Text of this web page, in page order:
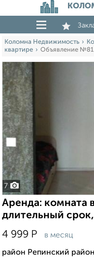
Коломна Недвижимость
квартире
Объявление №81
7
Аренда: комната
длительный
4 999 Р в месяц
район Репинский